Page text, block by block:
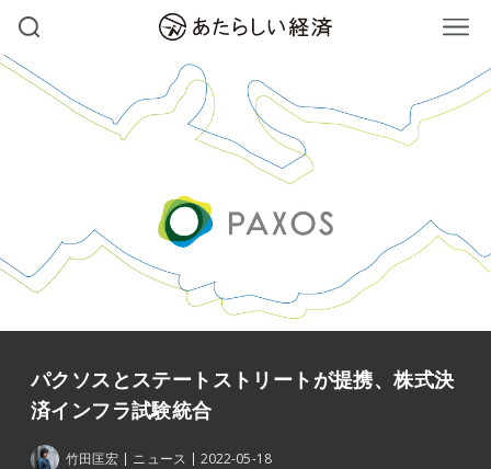
パクソスとステートストリートが提携、株式決
済インフラ試験統合
竹田匡宏 ニュース 2022-05-18